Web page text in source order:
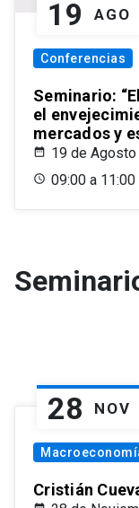
19 AGO
Conferencias
Seminario:
el
mercados y
19 de
09:00 a 11:00
28 NOV
Cristián